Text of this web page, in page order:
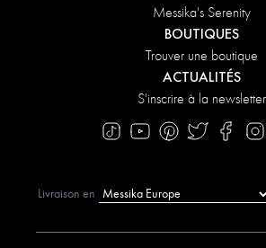
Messika's Serenity
BOUTIQUES
Trouver une boutique
ACTUALITÉS
S'inscrire à la newsletter
Livraison en